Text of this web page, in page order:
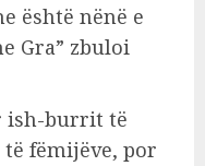
është nënë e
Gra” zbuloi
ish-burrit të
fëmijëve, por